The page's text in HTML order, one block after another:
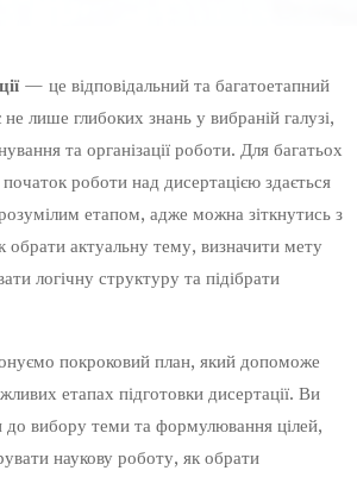
— це відповідальний та багатоетапний
лише глибоких знань у вибраній галузі,
та організації роботи. Для багатьох
роботи над дисертацією здається
етапом, адже можна зіткнутись з
обрати актуальну тему, визначити мету
логічну структуру та підібрати
покроковий план, який допоможе
етапах підготовки дисертації. Ви
до вибору теми та формулювання цілей,
наукову роботу, як обрати